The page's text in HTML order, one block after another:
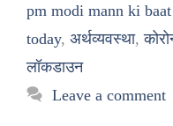
pm modi mann ki
today, अर्थव्यवस्था,
लॉकडाउन
Leave a comment